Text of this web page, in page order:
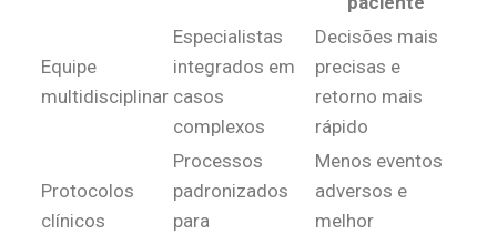
Equipe
multidisciplinar
Especialistas
integrados em
casos
complexos
Decisões mais
precisas e
retorno mais
rápido
Protocolos
clínicos
Processos
padronizados
para
Menos eventos
adversos e
melhor